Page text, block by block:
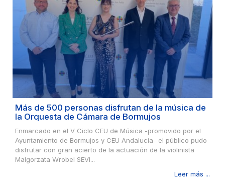
Más de 500 personas disfrutan de la música de
la Orquesta de Cámara de Bormujos
Enmarcado en el V Ciclo CEU de Música -promovido por el
Ayuntamiento de Bormujos y CEU Andalucía- el público pudo
disfrutar con gran acierto de la actuación de la violinista
Malgorzata Wrobel SEVI...
Leer más ...